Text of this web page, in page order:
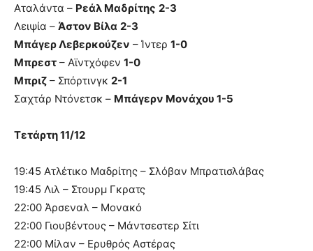
Αταλάντα – Ρεάλ Μαδρίτης 2-3
Λειψία – Άστον Βίλα 2-3
Μπάγερ Λεβερκούζεν – Ίντερ 1-0
Μπρεστ – Αϊντχόφεν 1-0
Μπριζ – Σπόρτινγκ 2-1
Σαχτάρ Ντόνετσκ – Μπάγερν Μονάχου 1-5
Τετάρτη 11/12
19:45 Ατλέτικο Μαδρίτης – Σλόβαν Μπρατισλάβας
19:45 Λιλ – Στουρμ Γκρατς
22:00 Άρσεναλ – Μονακό
22:00 Γιουβέντους – Μάντσεστερ Σίτι
22:00 Μίλαν – Ερυθρός Αστέρας